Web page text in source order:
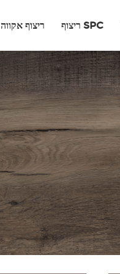
ריצוף אקווה ריצוף SPC